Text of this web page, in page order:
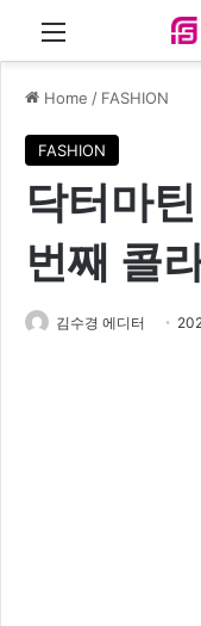
Menu
Home / FASHION
FASHION
닥터마
번째 콜
김수경 에디터